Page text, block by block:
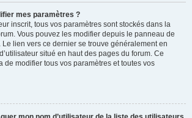
mes paramètres ?
inscrit, tous vos paramètres sont stockés dans la
Vous pouvez les modifier depuis le panneau de
Le lien vers ce dernier se trouve généralement en
situé en haut des pages du forum. Ce
de modifier tous vos paramètres et toutes vos